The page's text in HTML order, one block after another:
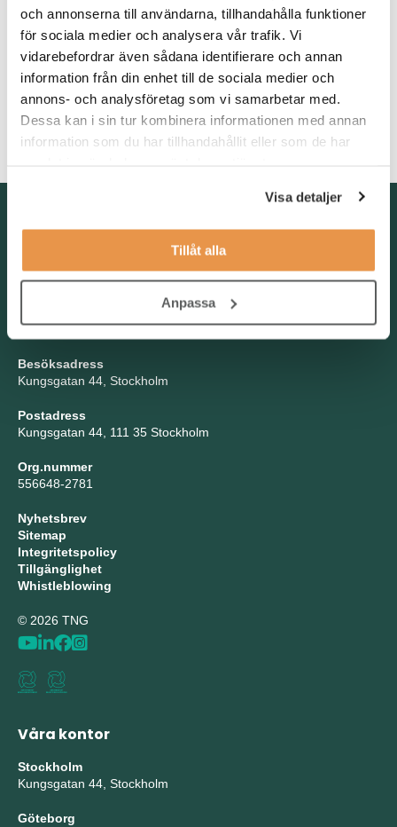
och annonserna till användarna, tillhandahålla funktioner
för sociala medier och analysera vår trafik. Vi
vidarebefordrar även sådana identifierare och annan
information från din enhet till de sociala medier och
annons- och analysföretag som vi samarbetar med.
Dessa kan i sin tur kombinera informationen med annan
information som du har tillhandahållit eller som de har
Visa detaljer
Tillåt alla
Anpassa
samt tar ansvar för resultatet. Du har ett metodiskt och
systematiskt arbetssätt samt uppmuntrar och stödjer andra när
det uppstår problem. Vidare är du kommunikativ, pedagogisk
och samarbetar effektivt med andra. Du är ambitiös och
utvecklar dig kontinuerligt i din yrkesroll.
Du har god IT-vana samt talar och skriver både svenska och
engelska flytande.
Tel: 08-21 92 00
Välj dag och tid!
Besöksadress
Kungsgatan 44, Stockholm
Postadress
Kungsgatan 44, 111 35 Stockholm
Org.nummer
556648-2781
Nyhetsbrev
Sitemap
Integritetspolicy
Tillgänglighet
Whistleblowing
© 2026 TNG
Våra kontor
Stockholm
Kungsgatan 44, Stockholm
Göteborg